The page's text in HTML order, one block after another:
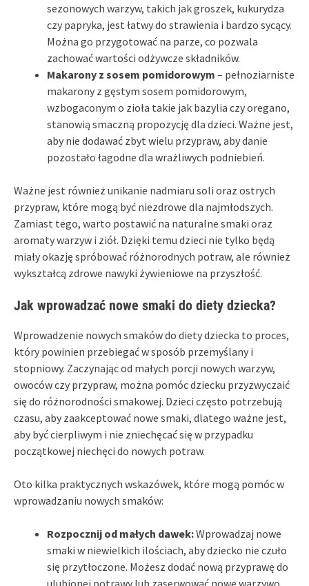
sezonowych warzyw, takich jak groszek, kukurydza
czy papryka, jest łatwy do strawienia i bardzo sycący.
Można go przygotować na parze, co pozwala
zachować wartości odżywcze składników.
Makarony z sosem pomidorowym – pełnoziarniste
makarony z gęstym sosem pomidorowym,
wzbogaconym o zioła takie jak bazylia czy oregano,
stanowią smaczną propozycję dla dzieci. Ważne jest,
aby nie dodawać zbyt wielu przypraw, aby danie
pozostało łagodne dla wrażliwych podniebień.
Ważne jest również unikanie nadmiaru soli oraz ostrych
przypraw, które mogą być niezdrowe dla najmłodszych.
Zamiast tego, warto postawić na naturalne smaki oraz
aromaty warzyw i ziół. Dzięki temu dzieci nie tylko będą
miały okazję spróbować różnorodnych potraw, ale również
wykształcą zdrowe nawyki żywieniowe na przyszłość.
Jak wprowadzać nowe smaki do diety dziecka?
Wprowadzenie nowych smaków do diety dziecka to proces,
który powinien przebiegać w sposób przemyślany i
stopniowy. Zaczynając od małych porcji nowych warzyw,
owoców czy przypraw, można pomóc dziecku przyzwyczaić
się do różnorodności smakowej. Dzieci często potrzebują
czasu, aby zaakceptować nowe smaki, dlatego ważne jest,
aby być cierpliwym i nie zniechęcać się w przypadku
początkowej niechęci do nowych potraw.
Oto kilka praktycznych wskazówek, które mogą pomóc w
wprowadzaniu nowych smaków:
Rozpocznij od małych dawek:Wprowadzaj nowe
smaki w niewielkich ilościach, aby dziecko nie czuło
się przytłoczone. Możesz dodać nową przyprawę do
ulubionej potrawy lub zaserwować nowe warzywo